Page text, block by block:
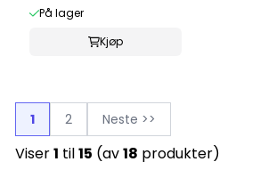
På lager
Kjøp
1 2 Neste >>
Viser1 til15 (av18 produkter)